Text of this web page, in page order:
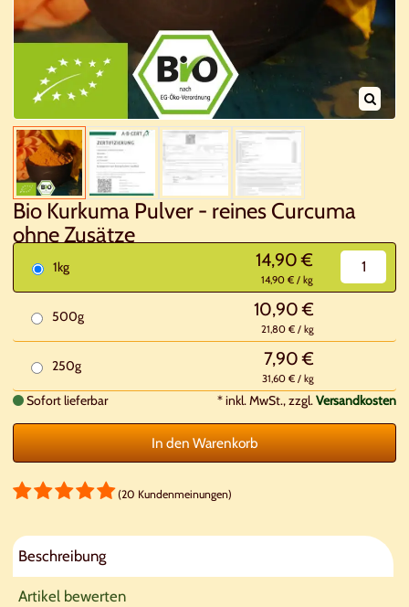
Bio Kurkuma Pulver - reines Curcuma
ohne Zusätze
1kg 14,90 €
14,90 € / kg
500g 10,90 €
21,80 € / kg
250g 7,90 €
31,60 € / kg
Sofort lieferbar *inkl. MwSt., zzgl.Versandkosten
In den Warenkorb
(20 Kundenmeinungen)
Beschreibung
Artikel bewerten